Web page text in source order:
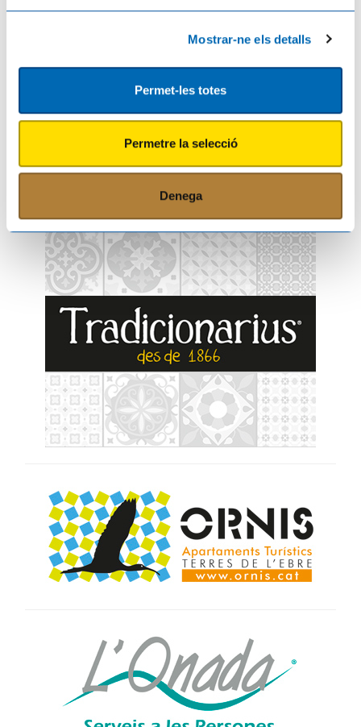
Mostrar-ne els detalls
Permet-les totes
Permetre la selecció
Denega
Fés el teu comentari